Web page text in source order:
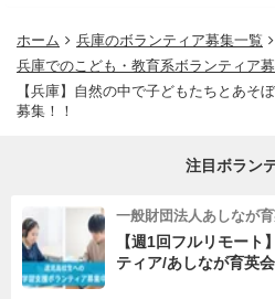
ホーム
兵庫のボランティア募集一覧
兵庫でのこども・教育系ボランティア
【兵庫】自然の中で子どもたちとあそ
募集！！
注目ボラン
一般財団法人あしなが
【週1回フルリモート
ティア/あしなが育英会